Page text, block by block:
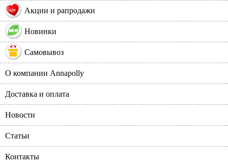
% Акции и рапродажи
Новинки
Самовывоз
О компании Annapolly
Доставка и оплата
Новости
Статьи
Контакты